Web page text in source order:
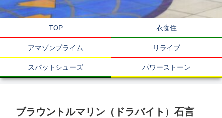
TOP 衣食住
アマゾンプライム リライブ
スパットシューズ パワーストーン
ブラウントルマリン（ドラバイト）石言